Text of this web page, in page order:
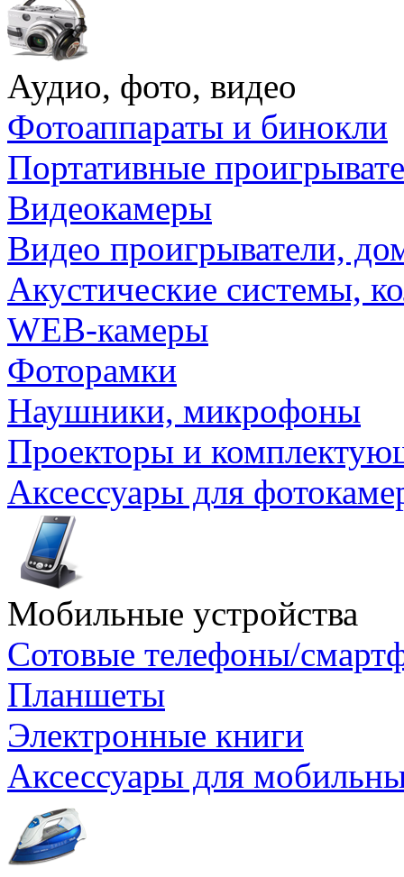
Аудио, фото, видео
Фотоаппараты и бинокли
Портативные
Видеокамеры
Видео проигрыватели,
Акустические системы,
WEB-камеры
Фоторамки
Наушники, микрофоны
Проекторы и
Аксессуары для
Мобильные устройства
Сотовые телефоны/
Планшеты
Электронные книги
Аксессуары для